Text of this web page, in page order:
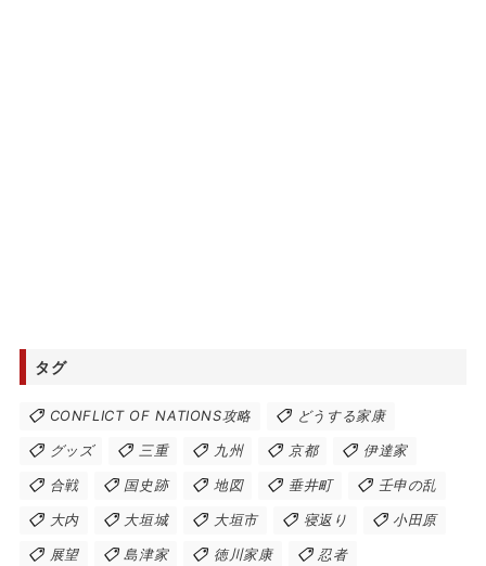
タグ
CONFLICT OF NATIONS攻略 どうする家康
グッズ 三重 九州 京都 伊達家
合戦 国史跡 地図 垂井町 壬申の乱
大内 大垣城 大垣市 寝返り 小田原
展望 島津家 徳川家康 忍者